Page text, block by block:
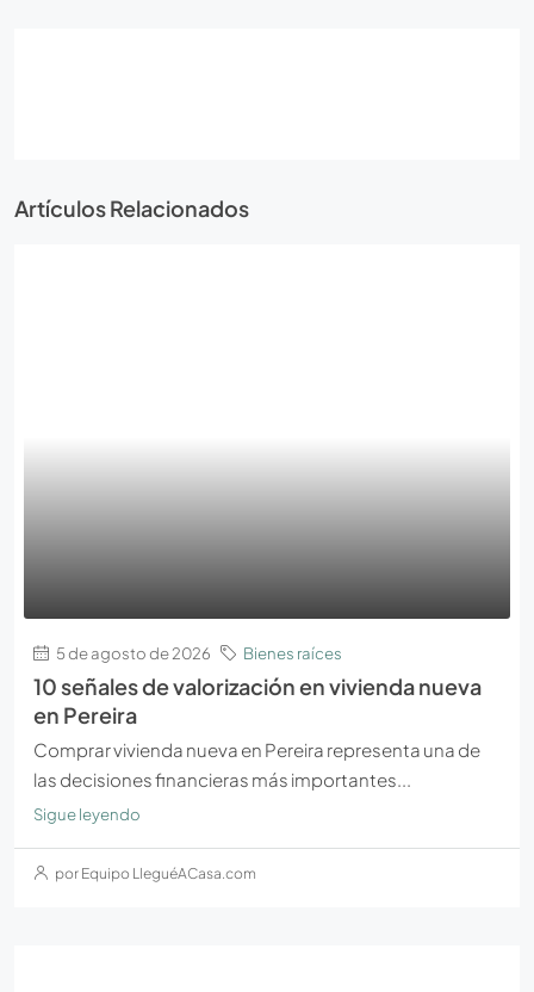
Artículos Relacionados
5 de agosto de 2026 Bienes raíces
10 señales de valorización en vivienda nueva
en Pereira
Comprar vivienda nueva en Pereira representa una de
las decisiones financieras más importantes...
Sigue leyendo
por Equipo LleguéACasa.com